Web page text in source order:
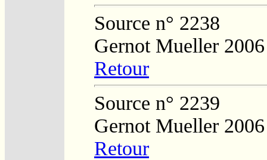
Source n° 2238
Gernot Mueller 2006
Retour
Source n° 2239
Gernot Mueller 2006
Retour